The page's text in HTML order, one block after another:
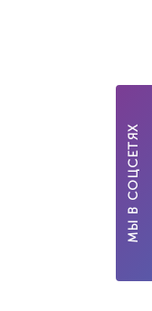
МЫ В СОЦСЕТЯХ